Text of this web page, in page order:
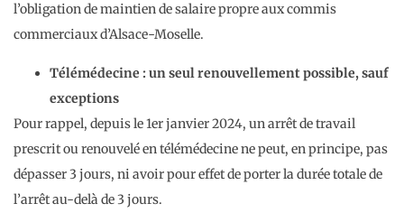
l’obligation de maintien de salaire propre aux commis
commerciaux d’Alsace-Moselle.
Télémédecine : un seul renouvellement possible, sauf
exceptions
Pour rappel, depuis le 1er janvier 2024, un arrêt de travail
prescrit ou renouvelé en télémédecine ne peut, en principe, pas
dépasser 3 jours, ni avoir pour effet de porter la durée totale de
l’arrêt au-delà de 3 jours.